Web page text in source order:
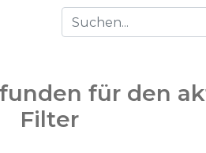
für den
Filter